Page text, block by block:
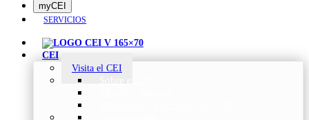
myCEI
SERVICIOS
CEI
Visita el CEI